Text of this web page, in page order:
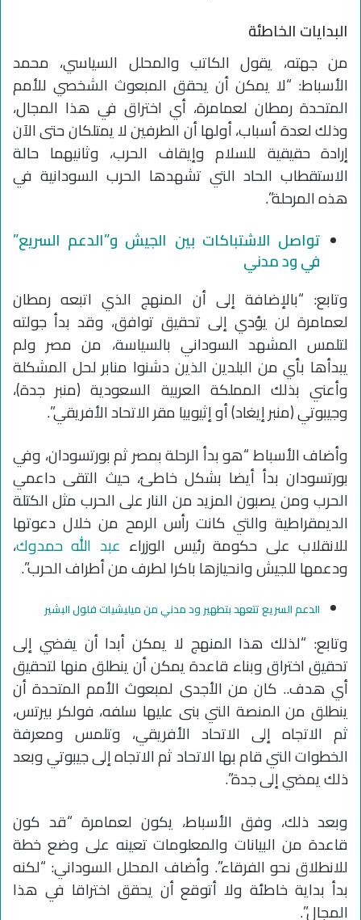
البدايات الخاطئة
من جهته، يقول الكاتب والمحلل السياسي، محمد
الأسباط: “لا يمكن أن يحقق المبعوث الشخصي للأمم
المتحدة رمطان لعمامرة، أي اختراق في هذا المجال،
وذلك لعدة أسباب، أولها أن الطرفين لا يمتلكان حتى الآن
إرادة حقيقية للسلام وإيقاف الحرب، وثانيهما حالة
الاستقطاب الحاد التي تشهدها الحرب السودانية في
هذه المرحلة”.
تواصل الاشتباكات بين الجيش و”الدعم السريع”
في ود مدني
وتابع: “بالإضافة إلى أن المنهج الذي اتبعه رمطان
لعمامرة لن يؤدي إلى تحقيق توافق، وقد بدأ جولته
لتلمس المشهد السوداني بالسياسة، من مصر ولم
يبدأها بأي من البلدين الذين دشنوا منابر لحل المشكلة
وأعني بذلك المملكة العربية السعودية (منبر جدة)،
وجيبوتي (منبر إيغاد) أو إثيوبيا مقر الاتحاد الأفريقي”.
وأضاف الأسباط “هو بدأ الرحلة بمصر ثم بورتسودان، وفي
بورتسودان بدأ أيضا بشكل خاطئ، حيث التقى داعمي
الحرب ومن يصبون المزيد من النار على الحرب مثل الكتلة
الديمقراطية والتي كانت رأس الرمح من خلال دعوتها
للانقلاب على حكومة رئيس الوزراء عبد الله حمدوك،
ودعمها للجيش وانحيازها باكرا لطرف من أطراف الحرب”.
الدعم السريع تتعهد بتطهير ود مدني من ميليشيات فلول البشير
وتابع: “لذلك هذا المنهج لا يمكن أبدا أن يفضي إلى
تحقيق اختراق وبناء قاعدة يمكن أن ينطلق منها لتحقيق
أي هدف.. كان من الأجدى لمبعوث الأمم المتحدة أن
ينطلق من المنصة التي بنى عليها سلفه، فولكر بيرتس،
ثم الاتجاه إلى الاتحاد الأفريقي، وتلمس ومعرفة
الخطوات التي قام بها الاتحاد ثم الاتجاه إلى جيبوتي وبعد
ذلك يمضي إلى جدة”.
وبعد ذلك، وفق الأسباط، يكون لعمامرة “قد كون
قاعدة من البيانات والمعلومات تعينه على وضع خطة
للانطلاق نحو الفرقاء”. وأضاف المحلل السوداني: “لكنه
بدأ بداية خاطئة ولا أتوقع أن يحقق اختراقا في هذا
المجال”.